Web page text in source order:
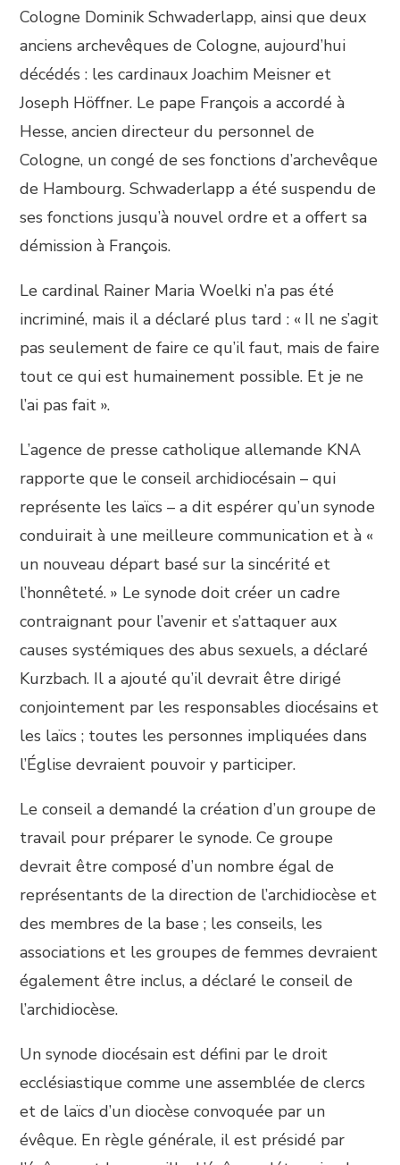
Cologne Dominik Schwaderlapp, ainsi que deux
anciens archevêques de Cologne, aujourd’hui
décédés : les cardinaux Joachim Meisner et
Joseph Höffner. Le pape François a accordé à
Hesse, ancien directeur du personnel de
Cologne, un congé de ses fonctions d’archevêque
de Hambourg. Schwaderlapp a été suspendu de
ses fonctions jusqu’à nouvel ordre et a offert sa
démission à François.
Le cardinal Rainer Maria Woelki n’a pas été
incriminé, mais il a déclaré plus tard : « Il ne s’agit
pas seulement de faire ce qu’il faut, mais de faire
tout ce qui est humainement possible. Et je ne
l’ai pas fait ».
L’agence de presse catholique allemande KNA
rapporte que le conseil archidiocésain – qui
représente les laïcs – a dit espérer qu’un synode
conduirait à une meilleure communication et à «
un nouveau départ basé sur la sincérité et
l’honnêteté. » Le synode doit créer un cadre
contraignant pour l’avenir et s’attaquer aux
causes systémiques des abus sexuels, a déclaré
Kurzbach. Il a ajouté qu’il devrait être dirigé
conjointement par les responsables diocésains et
les laïcs ; toutes les personnes impliquées dans
l’Église devraient pouvoir y participer.
Le conseil a demandé la création d’un groupe de
travail pour préparer le synode. Ce groupe
devrait être composé d’un nombre égal de
représentants de la direction de l’archidiocèse et
des membres de la base ; les conseils, les
associations et les groupes de femmes devraient
également être inclus, a déclaré le conseil de
l’archidiocèse.
Un synode diocésain est défini par le droit
ecclésiastique comme une assemblée de clercs
et de laïcs d’un diocèse convoquée par un
évêque. En règle générale, il est présidé par